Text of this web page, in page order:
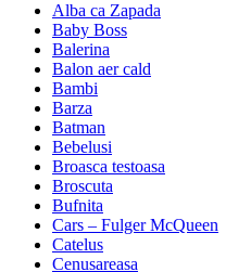
Alba ca Zapada
Baby Boss
Balerina
Balon aer cald
Bambi
Barza
Batman
Bebelusi
Broasca testoasa
Broscuta
Bufnita
Cars – Fulger McQueen
Catelus
Cenusareasa